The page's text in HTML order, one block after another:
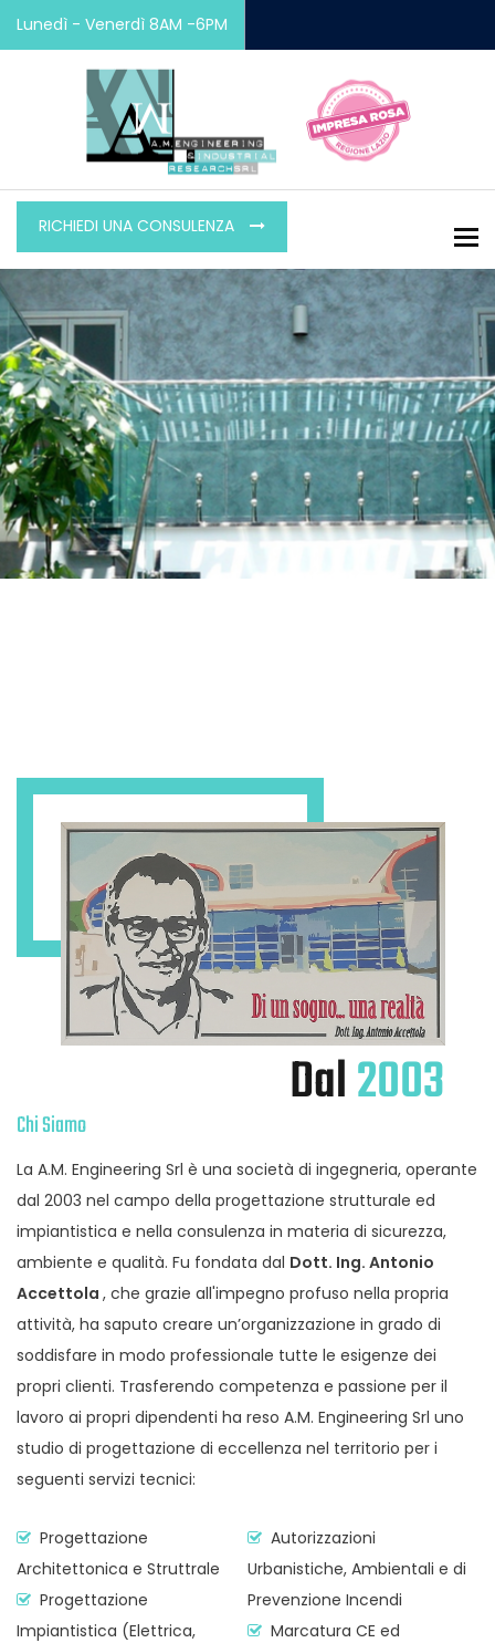
Lunedì - Venerdì 8AM -6PM
RICHIEDI UNA CONSULENZA
Dal2003
Chi Siamo
La A.M. Engineering Srl è una società di ingegneria, operante
dal 2003 nel campo della progettazione strutturale ed
impiantistica e nella consulenza in materia di sicurezza,
ambiente e qualità. Fu fondata dal Dott. Ing. Antonio
Accettola , che grazie all'impegno profuso nella propria
attività, ha saputo creare un’organizzazione in grado di
soddisfare in modo professionale tutte le esigenze dei
propri clienti. Trasferendo competenza e passione per il
lavoro ai propri dipendenti ha reso A.M. Engineering Srl uno
studio di progettazione di eccellenza nel territorio per i
seguenti servizi tecnici:
Progettazione
Architettonica e Struttrale
Progettazione
Impiantistica (Elettrica,
Autorizzazioni
Urbanistiche, Ambientali e di
Prevenzione Incendi
Marcatura CE ed